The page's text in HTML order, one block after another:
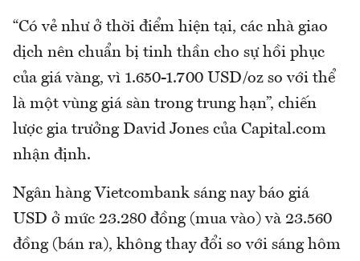
“Có vẻ như ở thời điểm hiện tại, các nhà giao
dịch nên chuẩn bị tinh thần cho sự hồi phục
của giá vàng, vì 1.650-1.700 USD/oz so với thể
là một vùng giá sàn trong trung hạn”, chiến
lược gia trưởng David Jones của Capital.com
nhận định.
Ngân hàng Vietcombank sáng nay báo giá
USD ở mức 23.280 đồng (mua vào) và 23.560
đồng (bán ra), không thay đổi so với sáng hôm